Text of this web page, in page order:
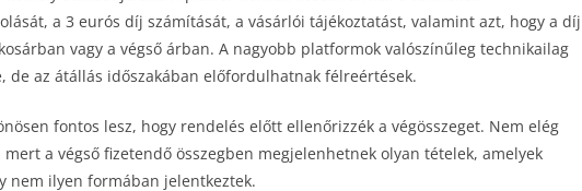
a 3 eurós díj számítását, a vásárlói tájékoztatást, valamint azt, hogy a díj
vagy a végső árban. A nagyobb platformok valószínűleg technikailag
de az átállás időszakában előfordulhatnak félreértések.
fontos lesz, hogy rendelés előtt ellenőrizzék a végösszeget. Nem elég
a végső fizetendő összegben megjelenhetnek olyan tételek, amelyek
nem ilyen formában jelentkeztek.